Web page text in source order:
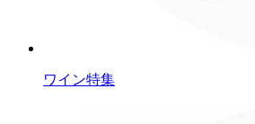
ワイン特集